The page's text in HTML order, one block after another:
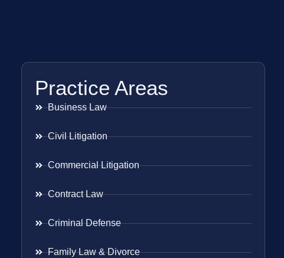
Practice Areas
Business Law
Civil Litigation
Commercial Litigation
Contract Law
Criminal Defense
Family Law & Divorce